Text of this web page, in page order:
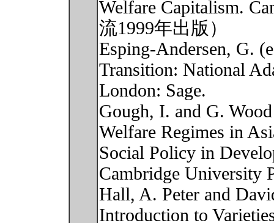
Welfare Capitalism.
流1999年出版）
Esping-Andersen, G.
Transition: National
London: Sage.
Gough, I. and G.
Welfare Regimes in
Social Policy in
Cambridge University
Hall, A. Peter and
Introduction to